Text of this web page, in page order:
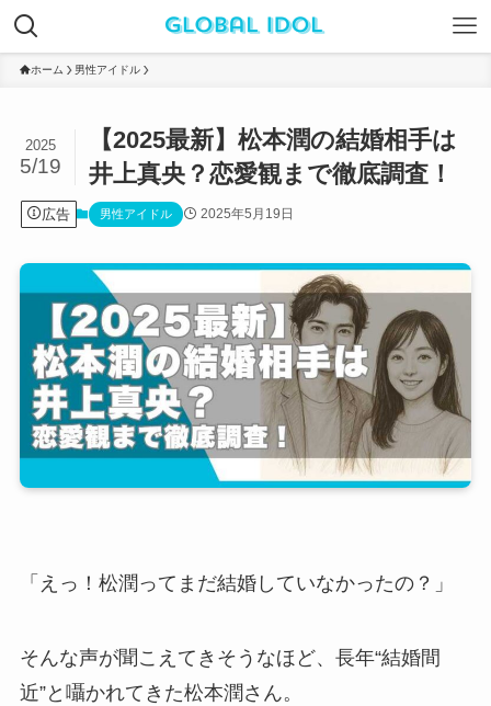
ホーム 男性アイドル
【2025最新】松本潤の結婚相手は
井上真央？恋愛観まで徹底調査！
2025
5/19
広告 男性アイドル 2025年5月19日
「えっ！松潤ってまだ結婚していなかったの？」
そんな声が聞こえてきそうなほど、長年“結婚間
近”と囁かれてきた松本潤さん。